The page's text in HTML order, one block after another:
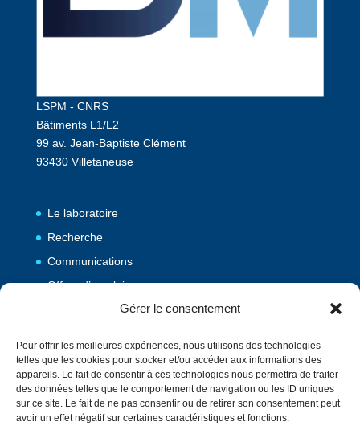
Gérer le consentement
Pour offrir les meilleures expériences, nous utilisons des technologies
telles que les cookies pour stocker et/ou accéder aux informations des
appareils. Le fait de consentir à ces technologies nous permettra de traiter
des données telles que le comportement de navigation ou les ID uniques
sur ce site. Le fait de ne pas consentir ou de retirer son consentement peut
avoir un effet négatif sur certaines caractéristiques et fonctions.
LSPM - CNRS
Bâtiments L1/L2
99 av. Jean-Baptiste Clément
93430 Villetaneuse
Le laboratoire
Recherche
Communications
Offres d’emploi
Publications
Vulgarisation
Evènements
Contact